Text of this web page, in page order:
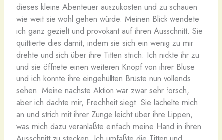
dieses kleine Abenteuer auszukosten und zu schauen
wie weit sie wohl gehen würde. Meinen Blick wendete
ich ganz gezielt und provokant auf ihren Ausschnitt. Sie
quittierte dies damit, indem sie sich ein wenig zu mir
drehte und sich über ihre Titten strich. Ich nickte ihr zu
und sie öffnete einen weiteren Knopf von ihrer Bluse
und ich konnte ihre eingehüllten Brüste nun vollends
sehen. Meine nächste Aktion war zwar sehr forsch,
aber ich dachte mir, Frechheit siegt. Sie lächelte mich
an und strich mit ihrer Zunge leicht über ihre Lippen,
was mich dazu veranlaßte einfach meine Hand in ihren